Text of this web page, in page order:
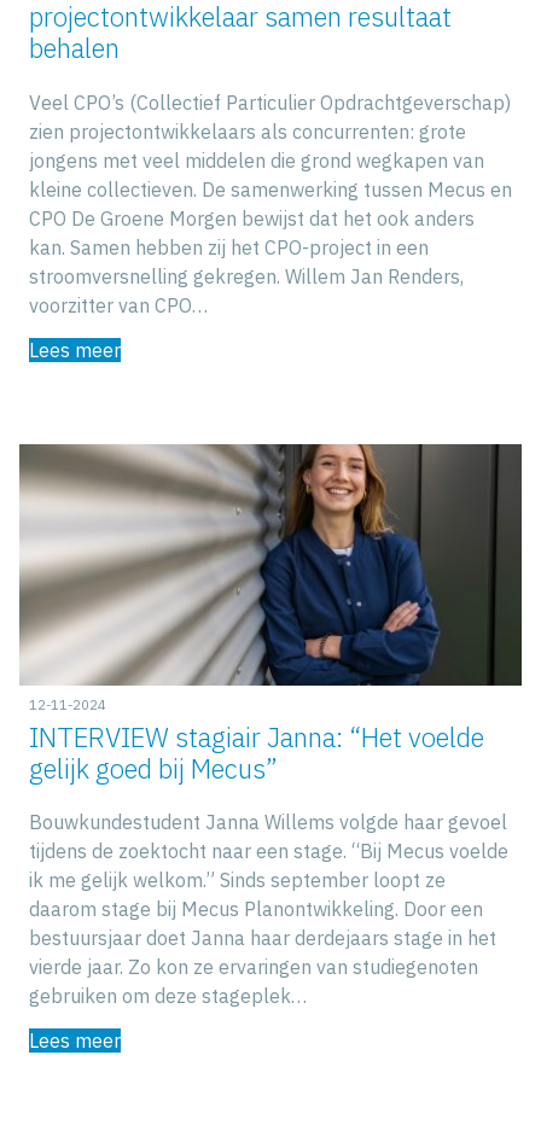
projectontwikkelaar samen resultaat
behalen
Veel CPO’s (Collectief Particulier Opdrachtgeverschap)
zien projectontwikkelaars als concurrenten: grote
jongens met veel middelen die grond wegkapen van
kleine collectieven. De samenwerking tussen Mecus en
CPO De Groene Morgen bewijst dat het ook anders
kan. Samen hebben zij het CPO-project in een
stroomversnelling gekregen. Willem Jan Renders,
voorzitter van CPO…
Lees meer
12-11-2024
INTERVIEW stagiair Janna: “Het voelde
gelijk goed bij Mecus”
Bouwkundestudent Janna Willems volgde haar gevoel
tijdens de zoektocht naar een stage. “Bij Mecus voelde
ik me gelijk welkom.” Sinds september loopt ze
daarom stage bij Mecus Planontwikkeling. Door een
bestuursjaar doet Janna haar derdejaars stage in het
vierde jaar. Zo kon ze ervaringen van studiegenoten
gebruiken om deze stageplek…
Lees meer